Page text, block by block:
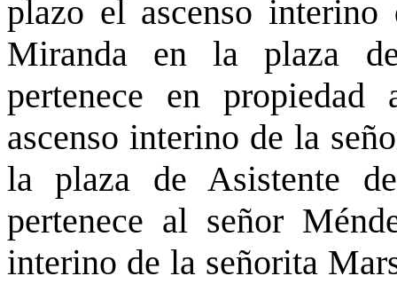
plazo el ascenso
Miranda en la plaza
pertenece en
ascenso interino de la
la plaza de Asistente
pertenece al señor
interino de la señorita